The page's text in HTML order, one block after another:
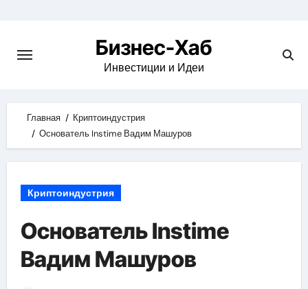
content
Бизнес-Хаб
Инвестиции и Идеи
Главная
Криптоиндустрия
Основатель Instime Вадим Машуров
Криптоиндустрия
Основатель Instime
Вадим Машуров